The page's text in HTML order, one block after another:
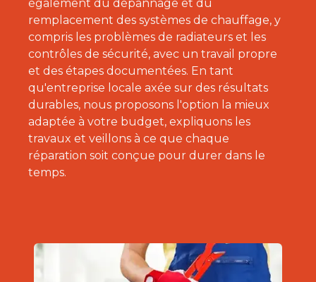
également du dépannage et du
remplacement des systèmes de chauffage, y
compris les problèmes de radiateurs et les
contrôles de sécurité, avec un travail propre
et des étapes documentées. En tant
qu'entreprise locale axée sur des résultats
durables, nous proposons l'option la mieux
adaptée à votre budget, expliquons les
travaux et veillons à ce que chaque
réparation soit conçue pour durer dans le
temps.